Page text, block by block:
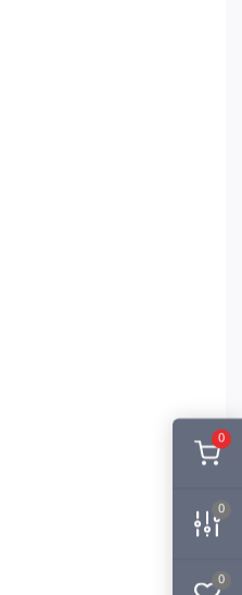
0
0
0